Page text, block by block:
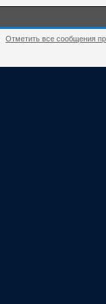
Отметить все сообщения